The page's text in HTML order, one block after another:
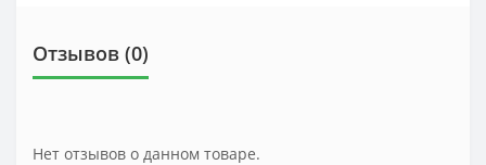
Отзывов (0)
Нет отзывов о данном товаре.